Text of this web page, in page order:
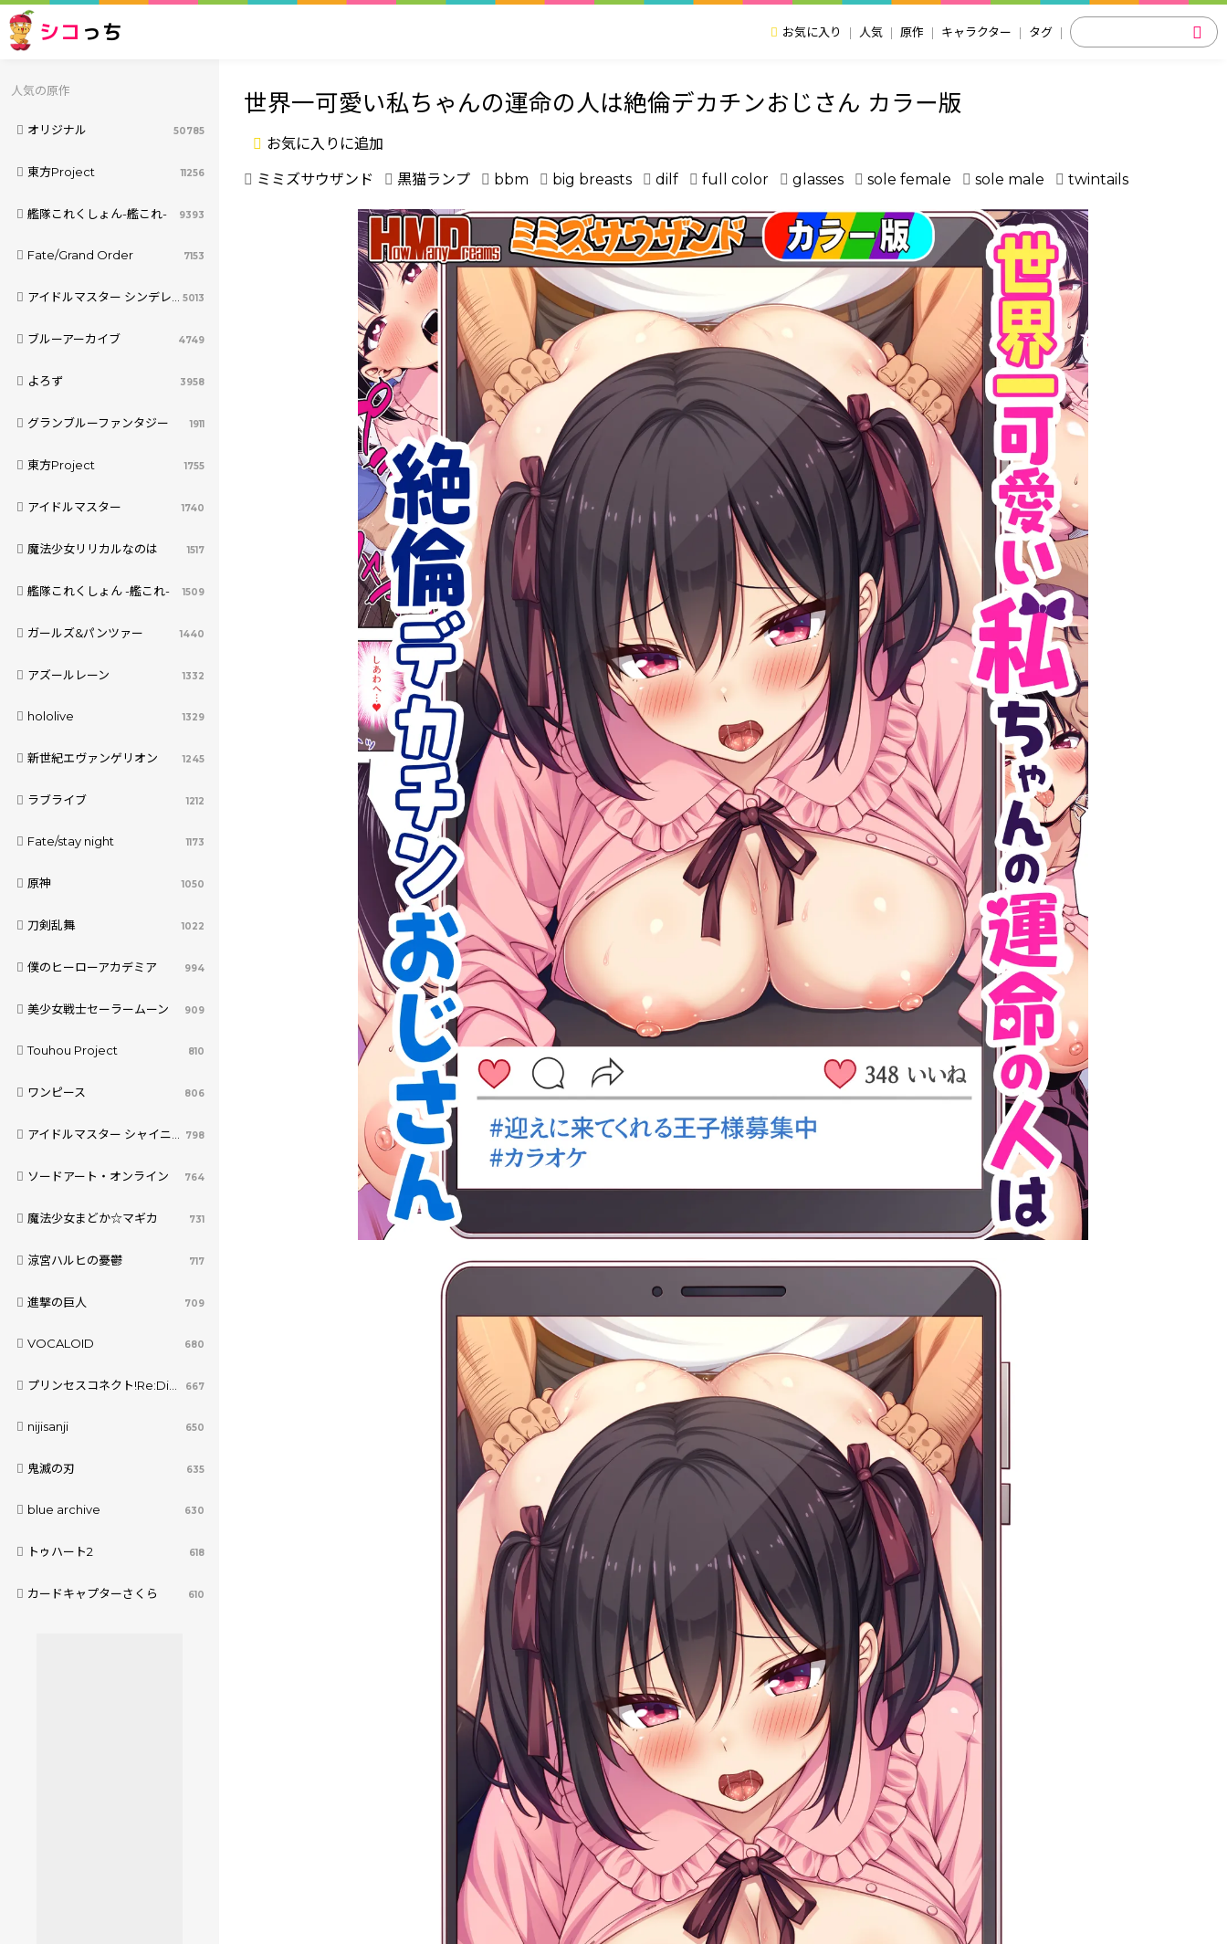
シコ っち お気に入り 人気 原作 キャラクター タグ
人気の原作
オリジナル 50785
東方Project 11256
艦隊これくしょん-艦これ- 9393
Fate/Grand Order 7153
アイドルマスター シンデレラガールズ 5013
ブルーアーカイブ 4749
よろず 3958
グランブルーファンタジー 1911
東方Project 1755
アイドルマスター 1740
魔法少女リリカルなのは 1517
艦隊これくしょん -艦これ- 1509
ガールズ&パンツァー 1440
アズールレーン 1332
hololive 1329
新世紀エヴァンゲリオン 1245
ラブライブ 1212
Fate/stay night 1173
原神 1050
刀剣乱舞 1022
僕のヒーローアカデミア 994
美少女戦士セーラームーン 909
Touhou Project 810
ワンピース 806
アイドルマスター シャイニーカラーズ 798
ソードアート・オンライン 764
魔法少女まどか☆マギカ 731
涼宮ハルヒの憂鬱 717
進撃の巨人 709
VOCALOID 680
プリンセスコネクト!Re:Dive 667
nijisanji 650
鬼滅の刃 635
blue archive 630
トゥハート2 618
カードキャプターさくら 610
世界一可愛い私ちゃんの運命の人は絶倫デカチンおじさん カラー版
お気に入りに追加
ミミズサウザンド 黒猫ランプ bbm big breasts dilf full color glasses sole female sole male twintails